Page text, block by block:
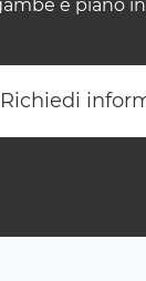
e piano
Richiedi